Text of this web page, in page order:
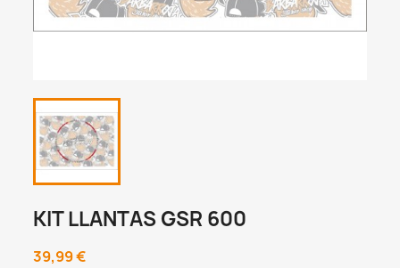
KIT LLANTAS GSR 600
39,99 €